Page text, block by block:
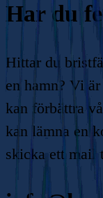
Har du
Hittar du
en hamn? Vi
kan förbättra
kan lämna en
skicka ett mail